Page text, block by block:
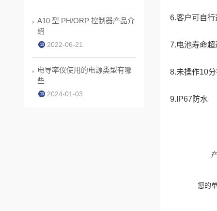
6.客户可自
7.电池寿命
8.未操作10
9.IP67防水
您的
A10 型 PH/ORP 控制器产品介
绍
2022-06-21
电导率仪使用的电源类型有哪
些
2024-01-03